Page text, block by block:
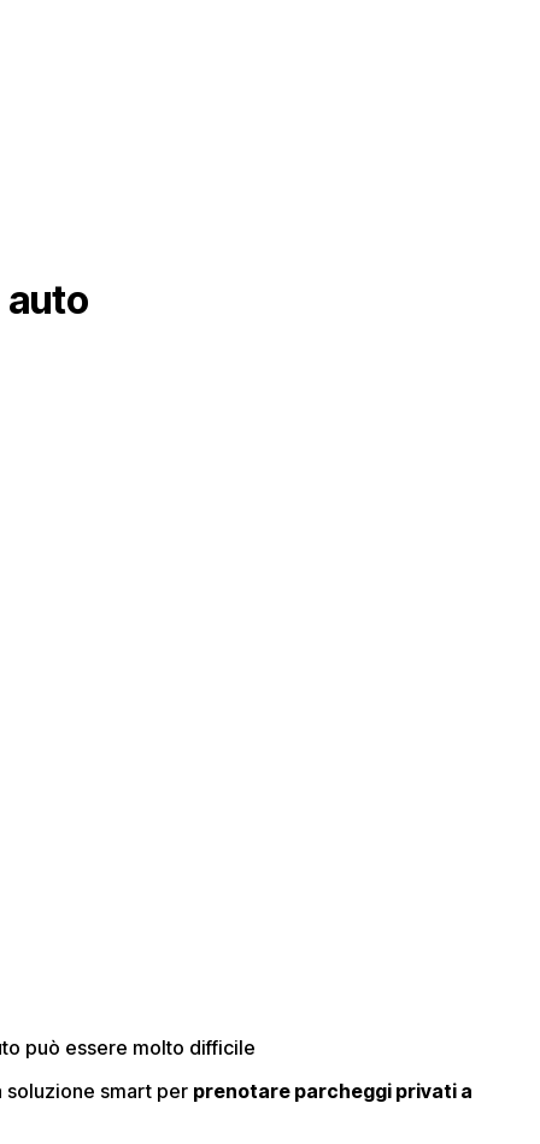
auto
può essere molto difficile
soluzione smart per prenotare parcheggi privati a